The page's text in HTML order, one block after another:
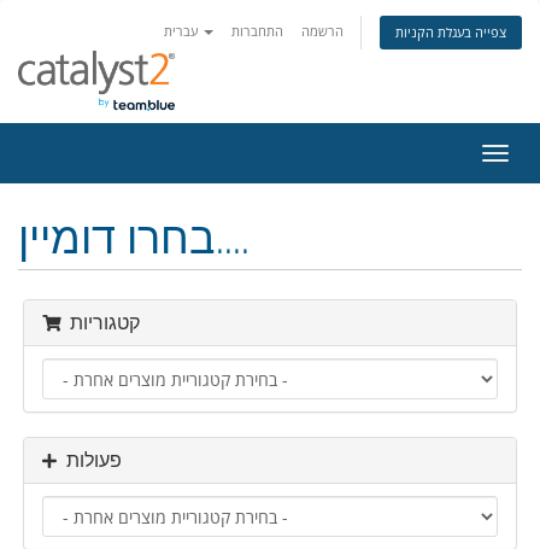
התחברות הרשמה צפייה בעגלת הקניות
ניווט
בחרו דומיין....
קטגוריות
פעולות